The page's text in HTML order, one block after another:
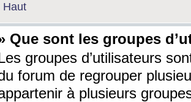
Haut
Que sont les groupes
groupes d’utilisateurs
forum de regrouper
à plusieurs